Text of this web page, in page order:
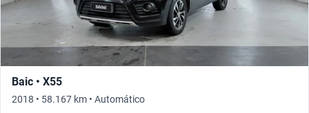
Baic • X55
2018 • 58.167 km • Automático